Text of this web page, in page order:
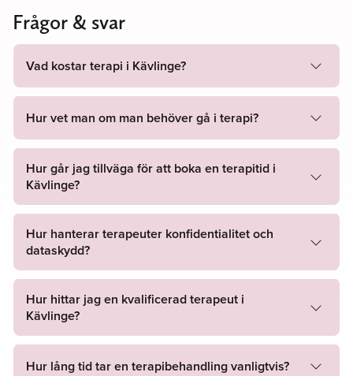
På plats –
lokaler för en mer traditionell terapi-upplevelse. Här kan du
i lugn och ro samtala med din terapeut i en trygg och
avslappnad miljö.
På distans
högkvalitativa terapi bekvämt hemifrån. Det enda du
behöver är en internetanslutning och en enhet med
kamera och mikrofon.
Vad kan vi hjälpa till med?
Våra terapeuter och psykologer är utbildade att hjälpa till
med en mängd utmaningar inom mental hälsa, inklusive:
Relationsproblem
Självkänsla och personlig utveckling
Hantering av sorg och förlust
Livskriser och större förändringar
Frågor & svar
Vad kostar terapi i Kävlinge?
Hur vet man om man behöver gå i terapi?
Hur går jag tillväga för att boka en terapitid i
Kävlinge?
Hur hanterar terapeuter konfidentialitet och
dataskydd?
Hur hittar jag en kvalificerad terapeut i
Kävlinge?
Hur lång tid tar en terapibehandling vanligtvis?